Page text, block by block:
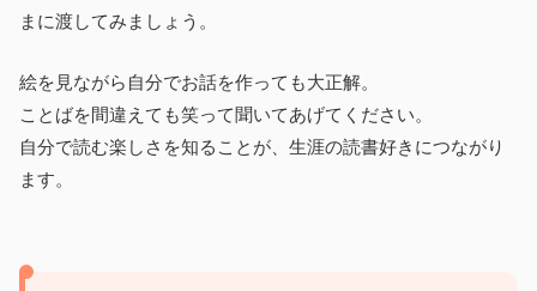
まに渡してみましょう。
絵を見ながら自分でお話を作っても大正解。
ことばを間違えても笑って聞いてあげてください。
自分で読む楽しさを知ることが、生涯の読書好きにつながり
ます。